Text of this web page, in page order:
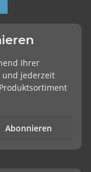
Ihrer
jederzeit
Abonnieren